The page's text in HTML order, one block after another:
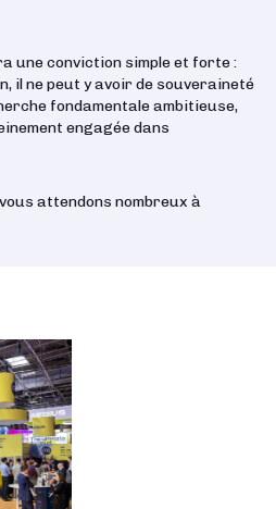
une conviction simple et forte :
il ne peut y avoir de souveraineté
fondamentale ambitieuse,
engagée dans
attendons nombreux à